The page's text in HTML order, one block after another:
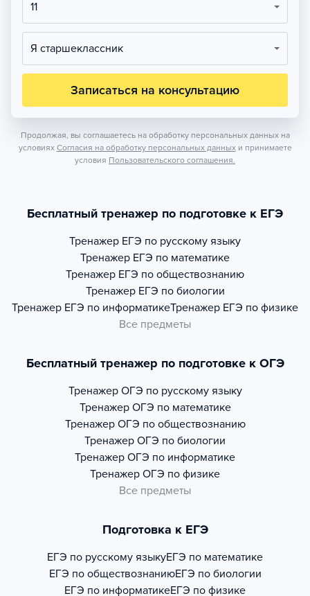
11
Я старшеклассник
Записаться на консультацию
Продолжая, вы соглашаетесь на обработку персональных данных на
условиях Согласия на обработку персональных данных и принимаете
условия Пользовательского соглашения.
Бесплатный тренажер по подготовке к ЕГЭ
Тренажер ЕГЭ по русскому языку
Тренажер ЕГЭ по математике
Тренажер ЕГЭ по обществознанию
Тренажер ЕГЭ по биологии
Тренажер ЕГЭ по информатикеТренажер ЕГЭ по физике
Все предметы
Бесплатный тренажер по подготовке к ОГЭ
Тренажер ОГЭ по русскому языку
Тренажер ОГЭ по математике
Тренажер ОГЭ по обществознанию
Тренажер ОГЭ по биологии
Тренажер ОГЭ по информатике
Тренажер ОГЭ по физике
Все предметы
Подготовка к ЕГЭ
ЕГЭ по русскому языкуЕГЭ по математике
ЕГЭ по обществознаниюЕГЭ по биологии
ЕГЭ по информатикеЕГЭ по физике